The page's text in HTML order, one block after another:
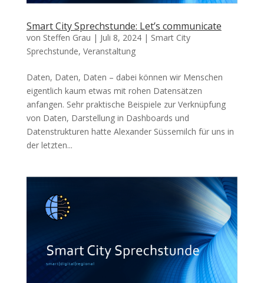
Smart City Sprechstunde: Let’s communicate
von Steffen Grau | Juli 8, 2024| Smart City
Sprechstunde, Veranstaltung
Daten, Daten, Daten – dabei können wir Menschen
eigentlich kaum etwas mit rohen Datensätzen
anfangen. Sehr praktische Beispiele zur Verknüpfung
von Daten, Darstellung in Dashboards und
Datenstrukturen hatte Alexander Süssemilch für uns in
der letzten...